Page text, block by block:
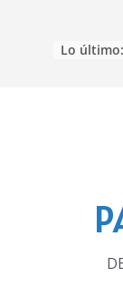
Lo último: